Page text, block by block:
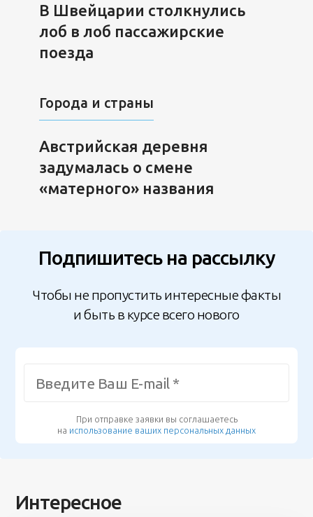
В Швейцарии столкнулись
лоб в лоб пассажирские
поезда
Города и страны
Австрийская деревня
задумалась о смене
«матерного» названия
Подпишитесь на рассылку
Чтобы не пропустить интересные факты
и быть в курсе всего нового
При отправке заявки вы соглашаетесь
на использование ваших персональных данных
Интересное